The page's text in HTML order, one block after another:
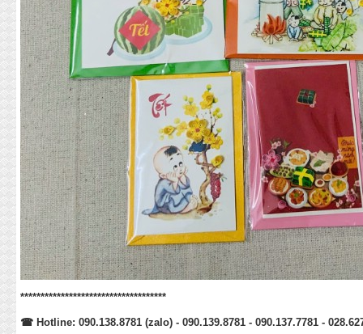
************************************
☎ Hotline: 090.138.8781 (zalo) - 090.139.8781 - 090.137.7781 -